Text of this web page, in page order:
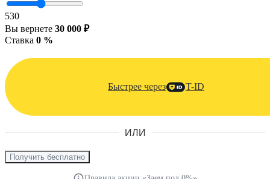
530
Вы вернете 30 000 ₽
Ставка 0 %
Быстрее через T-ID
ИЛИ
Получить бесплатно